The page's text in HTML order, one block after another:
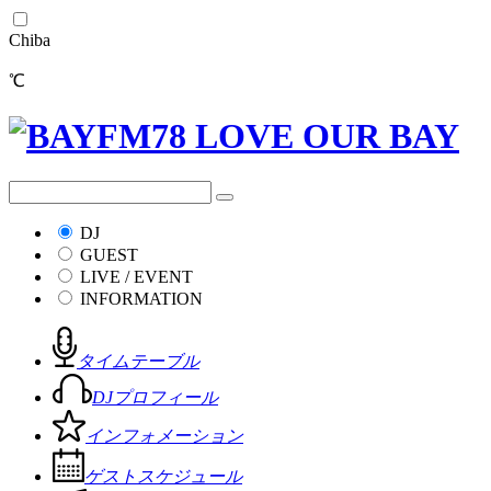
Chiba
℃
DJ
GUEST
LIVE / EVENT
INFORMATION
タイムテーブル
DJプロフィール
インフォメーション
ゲストスケジュール